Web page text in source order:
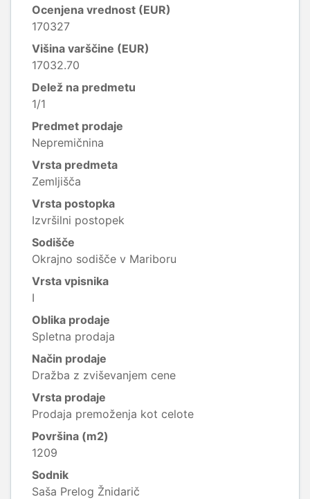
Ocenjena vrednost (EUR)
170327
Višina varščine (EUR)
17032.70
Delež na predmetu
1/1
Predmet prodaje
Nepremičnina
Vrsta predmeta
Zemljišča
Vrsta postopka
Izvršilni postopek
Sodišče
Okrajno sodišče v Mariboru
Vrsta vpisnika
I
Oblika prodaje
Spletna prodaja
Način prodaje
Dražba z zviševanjem cene
Vrsta prodaje
Prodaja premoženja kot celote
Površina (m2)
1209
Sodnik
Saša Prelog Žnidarič